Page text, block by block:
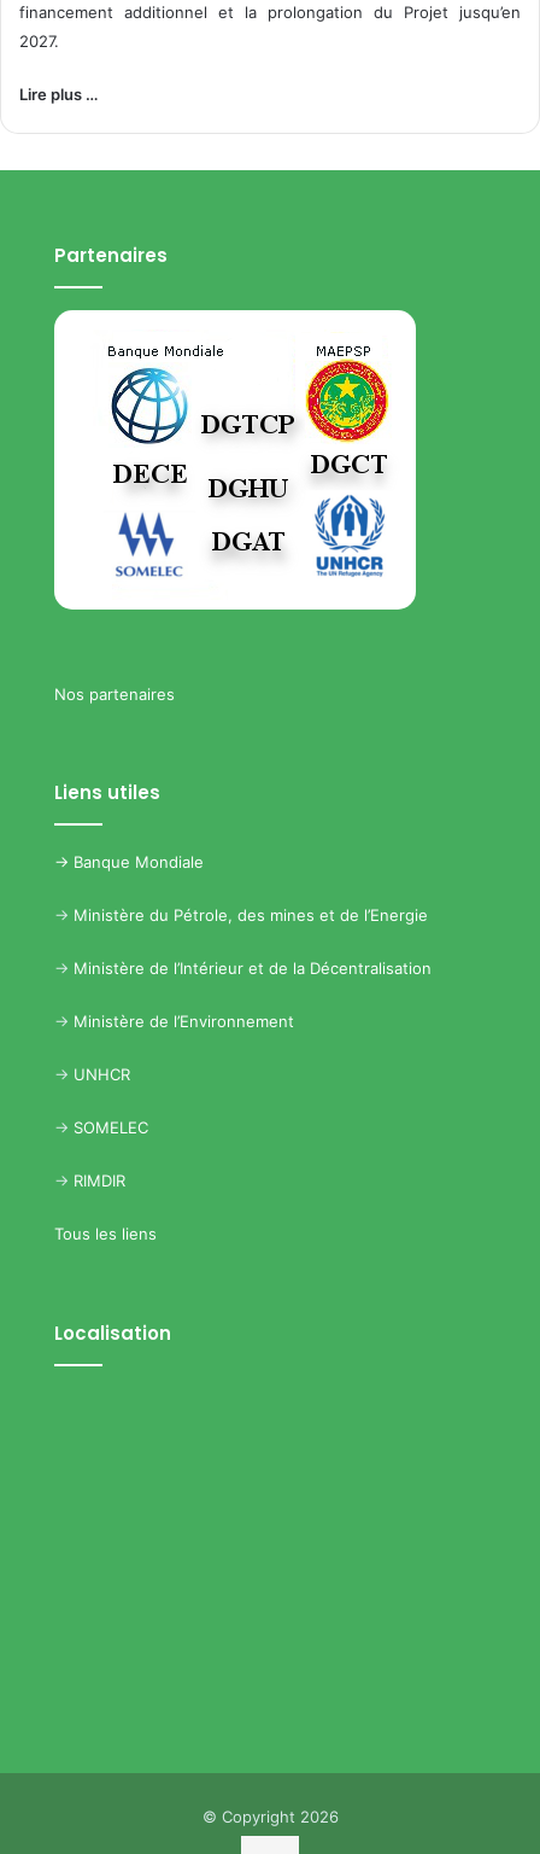
financement additionnel et la prolongation du Projet jusqu’en
2027.
Lire plus …
Partenaires
Nos partenaires
Liens utiles
-> Banque Mondiale
-> Ministère du Pétrole, des mines et de l’Energie
-> Ministère de l’Intérieur et de la Décentralisation
-> Ministère de l’Environnement
-> UNHCR
-> SOMELEC
-> RIMDIR
Tous les liens
Localisation
© Copyright 2026